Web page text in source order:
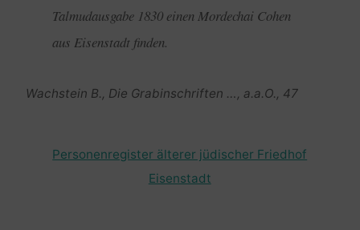
Talmudausgabe 1830 einen Mordechai Cohen
aus Eisenstadt finden.
Wachstein B., Die Grabinschriften …, a.a.O., 47
Personenregister älterer jüdischer Friedhof
Eisenstadt